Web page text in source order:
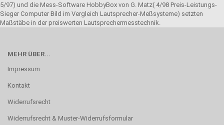
5/97) und die Mess-Software HobbyBox von G. Matz( 4/98 Preis-Leistungs-
Sieger Computer Bild im Vergleich Lautsprecher-Meßsysteme) setzten
Maßstäbe in der preiswerten Lautsprechermesstechnik.
MEHR ÜBER...
Impressum
Kontakt
Widerrufsrecht
Widerrufsrecht & Muster-Widerrufsformular